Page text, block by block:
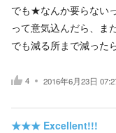
でも★なんか要らない
って意気込んだら、ま
でも減る所まで減った
4 2016年6月23日
★★★ Excellent!!!